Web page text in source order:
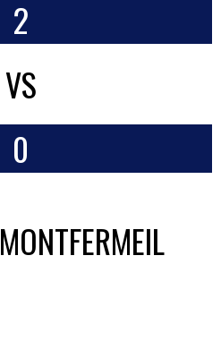
2
VS
0
MONTFERMEIL